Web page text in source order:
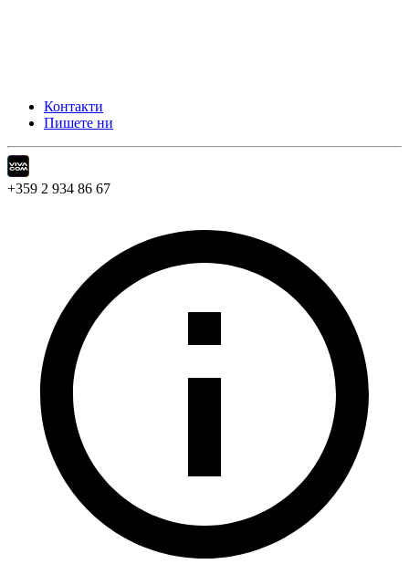
Контакти
Пишете ни
+359 2 934 86 67